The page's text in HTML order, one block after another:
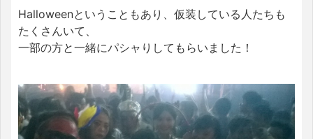
Halloweenということもあり、仮装している人たちも
たくさんいて、
一部の方と一緒にパシャりしてもらいました！